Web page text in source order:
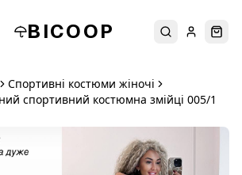
BICOOP ПошукУвійти
Спортивні костюми жіночі
спортивний костюмна змійці 005/1